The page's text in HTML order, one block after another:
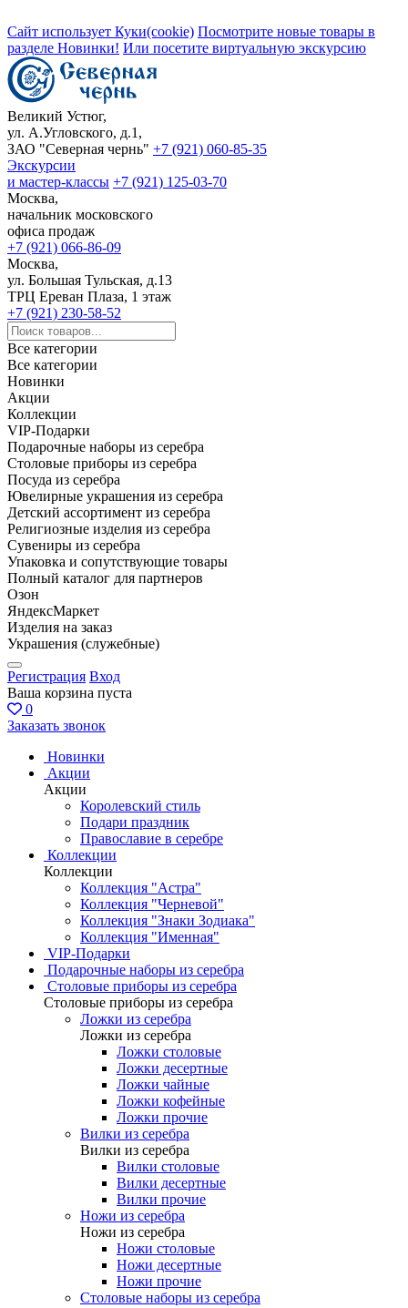
Сайт использует Куки(cookie) Посмотрите новые товары в
разделе Новинки! Или посетите виртуальную экскурсию
Великий Устюг,
ул. А.Угловского, д.1,
ЗАО "Северная чернь" +7 (921) 060-85-35
Экскурсии
и мастер-классы +7 (921) 125-03-70
Москва,
начальник московского
офиса продаж
+7 (921) 066-86-09
Москва,
ул. Большая Тульская, д.13
ТРЦ Ереван Плаза, 1 этаж
+7 (921) 230-58-52
Все категории
Все категории
Новинки
Акции
Коллекции
VIP-Подарки
Подарочные наборы из серебра
Столовые приборы из серебра
Посуда из серебра
Ювелирные украшения из серебра
Детский ассортимент из серебра
Религиозные изделия из серебра
Сувениры из серебра
Упаковка и сопутствующие товары
Полный каталог для партнеров
Озон
ЯндексМаркет
Изделия на заказ
Украшения (служебные)
Регистрация Вход
Ваша корзина пуста
0
Заказать звонок
Новинки
Акции
Акции
Королевский стиль
Подари праздник
Православие в серебре
Коллекции
Коллекции
Коллекция "Астра"
Коллекция "Черневой"
Коллекция "Знаки Зодиака"
Коллекция "Именная"
VIP-Подарки
Подарочные наборы из серебра
Столовые приборы из серебра
Столовые приборы из серебра
Ложки из серебра
Ложки из серебра
Ложки столовые
Ложки десертные
Ложки чайные
Ложки кофейные
Ложки прочие
Вилки из серебра
Вилки из серебра
Вилки столовые
Вилки десертные
Вилки прочие
Ножи из серебра
Ножи из серебра
Ножи столовые
Ножи десертные
Ножи прочие
Столовые наборы из серебра